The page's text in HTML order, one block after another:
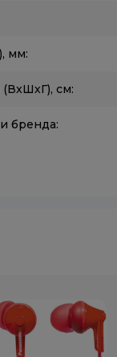
мм:
(ВxШхГ), см:
бренда: